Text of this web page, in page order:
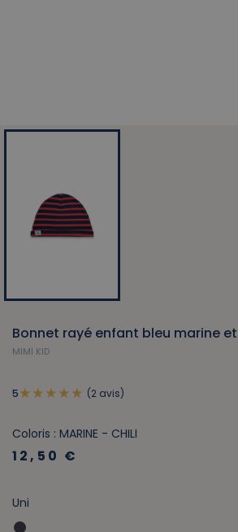
Bonnet rayé enfant bleu marine
MIMI KID
5 (2 avis)
Coloris : MARINE - CHILI
12,50 €
Uni